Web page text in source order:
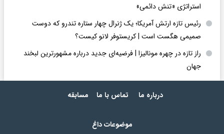
استراتژی «تنش دائمی»
رئیس تازه ارتش آمریکا؛ یک ژنرال چهار ستاره تندرو که دوست
صمیمی هگست است | کریستوفر لانو کیست؟
راز تازه در چهره مونالیزا | فرضیه‌ای جدید درباره مشهورترین لبخند
جهان
درباره ما تماس با ما مسابقه
موضوعات داغ